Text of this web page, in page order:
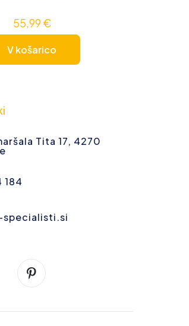
55,99€
V košarico
Tita 17, 4270
184
specialisti.si